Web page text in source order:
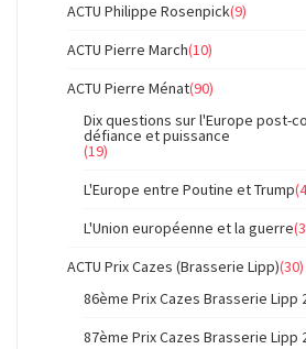
ACTU Philippe Rosenpick(9)
ACTU Pierre March(10)
ACTU Pierre Ménat(90)
Dix questions sur l'Europe post-
défiance et puissance
(19)
L'Europe entre Poutine et Trump
L'Union européenne et la guerre
ACTU Prix Cazes (Brasserie Lipp)(30)
86ème Prix Cazes Brasserie Lipp
87ème Prix Cazes Brasserie Lipp